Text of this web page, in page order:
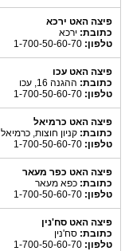
פיצה האט ירכא
כתובת: ירכא
טלפון:
פיצה האט עכו
כתובת: ההגנה 16, עכו
טלפון:
פיצה האט כרמיאל
כתובת: קניון חוצות, כרמיאל
טלפון:
פיצה האט כפר מעאר
כתובת: כפא מעאר
טלפון:
פיצה האט סח'נין
כתובת: סח'נין
טלפון: